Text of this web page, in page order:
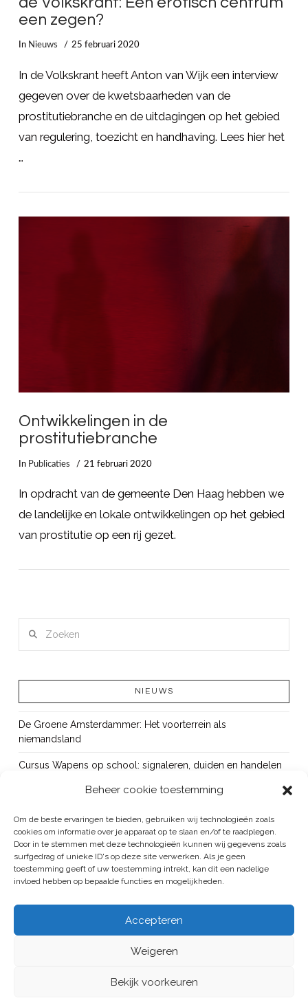
Beheer cookie toestemming
Om de beste ervaringen te bieden, gebruiken wij technologieën zoals
cookies om informatie over je apparaat op te slaan en/of te raadplegen.
Door in te stemmen met deze technologieën kunnen wij gegevens zoals
surfgedrag of unieke ID's op deze site verwerken. Als je geen
toestemming geeft of uw toestemming intrekt, kan dit een nadelige
invloed hebben op bepaalde functies en mogelijkheden.
Accepteren
Weigeren
Bekijk voorkeuren
een zegen?
In Nieuws 25 februari 2020
In de Volkskrant heeft Anton van Wijk een interview
gegeven over de kwetsbaarheden van de
prostitutiebranche en de uitdagingen op het gebied
van regulering, toezicht en handhaving. Lees hier het
…
Ontwikkelingen in de
prostitutiebranche
In Publicaties 21 februari 2020
In opdracht van de gemeente Den Haag hebben we
de landelijke en lokale ontwikkelingen op het gebied
van prostitutie op een rij gezet.
NIEUWS
De Groene Amsterdammer: Het voorterrein als
niemandsland
Cursus Wapens op school: signaleren, duiden en handelen
Bureau Beke ontwikkelt jeugdmonitor Aruba
Vacature: senior onderzoeker
GROEP
ALGEMENE VOORWAARDEN
PUBLICATIES PROJECTEN BUREAU